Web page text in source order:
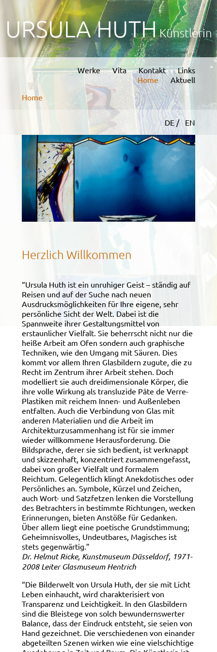
URSULA HUTHKünstlerin
Links
Kontakt
Vita
Werke
Aktuell
Home
Home
DE / EN
Herzlich Willkommen
“Ursula Huth ist ein unruhiger Geist – ständig auf
Reisen und auf der Suche nach neuen
Ausdrucksmöglichkeiten für Ihre eigene, sehr
persönliche Sicht der Welt. Dabei ist die
Spannweite ihrer Gestaltungsmittel von
erstaunlicher Vielfalt. Sie beherrscht nicht nur die
heiße Arbeit am Ofen sondern auch graphische
Techniken, wie den Umgang mit Säuren. Dies
kommt vor allem Ihren Glasbildern zugute, die zu
Recht im Zentrum ihrer Arbeit stehen. Doch
modelliert sie auch dreidimensionale Körper, die
ihre volle Wirkung als transluzide Pâte de Verre-
Plastiken mit reichem Innen- und Außenleben
entfalten. Auch die Verbindung von Glas mit
anderen Materialien und die Arbeit im
Architekturzusammenhang ist für sie immer
wieder willkommene Herausforderung. Die
Bildsprache, derer sie sich bedient, ist verknappt
und skizzenhaft, konzentriert zusammengefasst,
dabei von großer Vielfalt und formalem
Reichtum. Gelegentlich klingt Anekdotisches oder
Persönliches an. Symbole, Kürzel und Zeichen,
auch Wort- und Satzfetzen lenken die Vorstellung
des Betrachters in bestimmte Richtungen, wecken
Erinnerungen, bieten Anstöße für Gedanken.
Über allem liegt eine poetische Grundstimmung;
Geheimnisvolles, Undeutbares, Magisches ist
stets gegenwärtig.”
Dr. Helmut Ricke, Kunstmuseum Düsseldorf, 1971-
2008 Leiter Glasmuseum Hentrich
“Die Bilderwelt von Ursula Huth, der sie mit Licht
Leben einhaucht, wird charakterisiert von
Transparenz und Leichtigkeit. In den Glasbildern
sind die Bleistege von solch bewundernswerter
Balance, dass der Eindruck entsteht, sie seien von
Hand gezeichnet. Die verschiedenen von einander
abgeteilten Szenen wirken wie eine vielschichtige